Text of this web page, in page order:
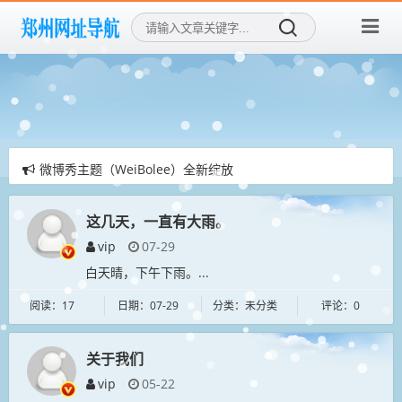
微博秀主题（WeiBolee）全新绽放
李洋博客《mxlee》zblog主题-梦想家
首页自定义公告，前往后台设置
这几天，一直有大雨。
vip
07-29
白天晴，下午下雨。...
阅读：17 日期：07-29 分类：未分类 评论：0
关于我们
vip
05-22